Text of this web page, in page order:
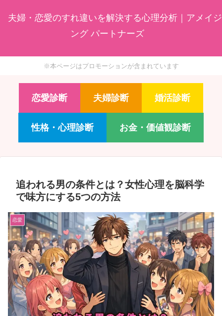
夫婦・恋愛のすれ違いを解決する心理分析｜アメイジ
ング パートナーズ
※本ページはプロモーションが含まれています
恋愛診断 夫婦診断 婚活診断
性格・心理診断 お金・価値観診断
追われる男の条件とは？女性心理を脳科学
で味方にする5つの方法
恋愛